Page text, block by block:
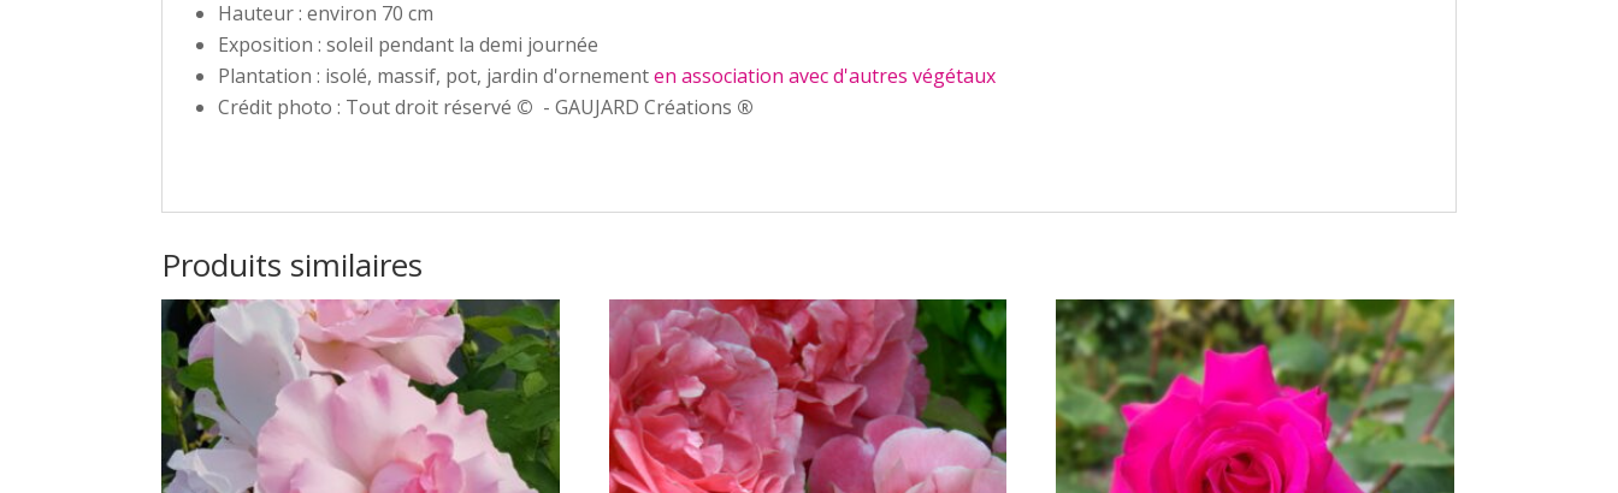
Hauteur : environ 70 cm
Exposition : soleil pendant la demi journée
Plantation : isolé, massif, pot, jardin d'ornementen association avec d'autres végétaux
Crédit photo : Tout droit réservé © - GAUJARD Créations ®
Produits similaires